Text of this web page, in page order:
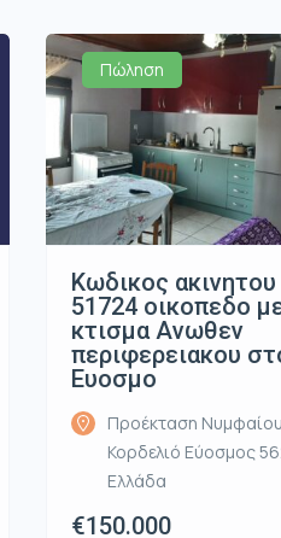
Πώληση
Κωδικος ακινητου
51724 οικοπεδο
κτισμα Ανωθεν
περιφερειακου
Ευοσμο
Προέκταση Νυμφαίου
Κορδελιό Εύοσμος
Ελλάδα
€150.000